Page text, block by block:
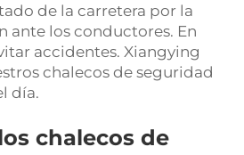
de la carretera por la
ante los conductores. En
accidentes. Xiangying
chalecos de seguridad
día.
chalecos de